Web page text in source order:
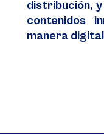
distribución,
contenidos
manera